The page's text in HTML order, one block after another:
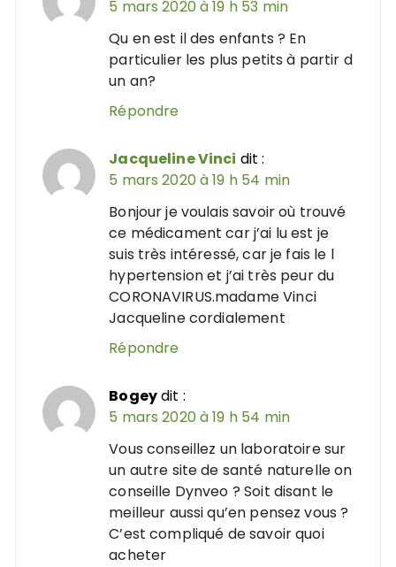
5 mars 2020 à 19 h 53 min
Qu en est il des enfants ? En
particulier les plus petits à partir d
un an?
Répondre
Jacqueline Vinci dit :
5 mars 2020 à 19 h 54 min
Bonjour je voulais savoir où trouvé
ce médicament car j’ai lu est je
suis très intéressé, car je fais le l
hypertension et j’ai très peur du
CORONAVIRUS.madame Vinci
Jacqueline cordialement
Répondre
Bogeydit :
5 mars 2020 à 19 h 54 min
Vous conseillez un laboratoire sur
un autre site de santé naturelle on
conseille Dynveo ? Soit disant le
meilleur aussi qu’en pensez vous ?
C’est compliqué de savoir quoi
acheter